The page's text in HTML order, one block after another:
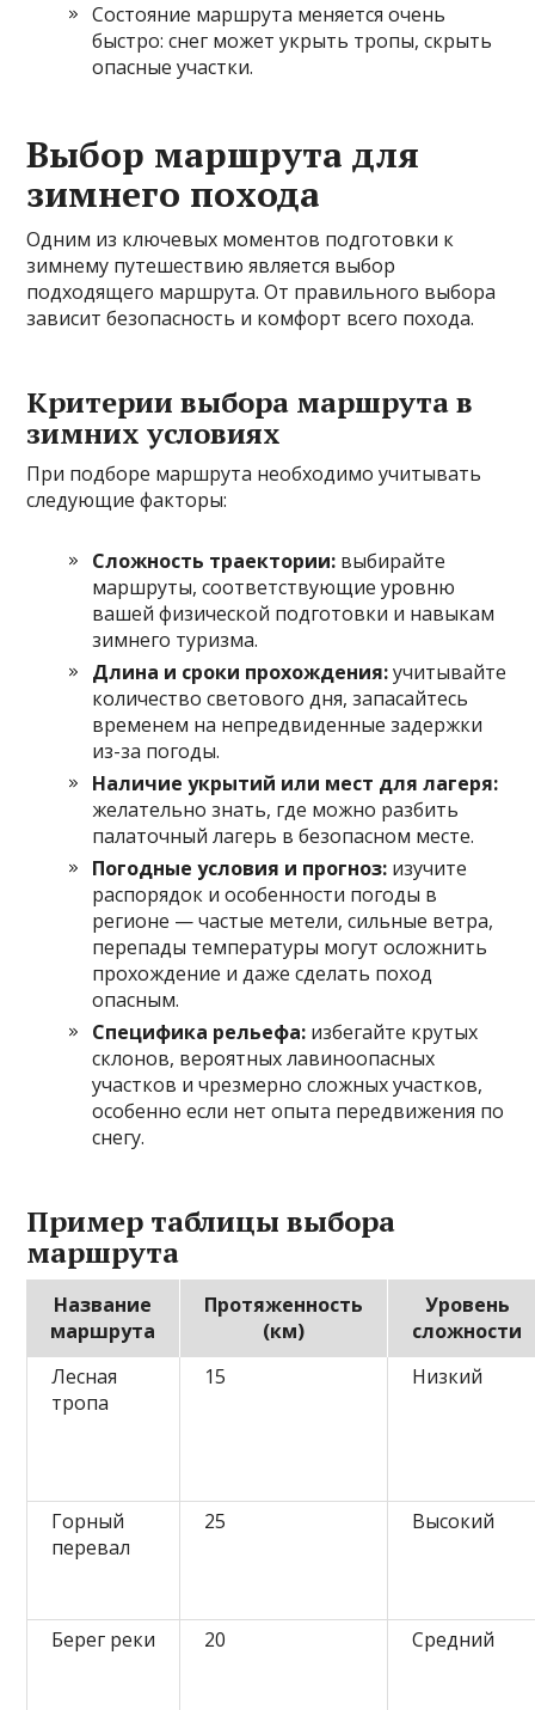
Состояние маршрута меняется очень
быстро: снег может укрыть тропы, скрыть
опасные участки.
Выбор маршрута для
зимнего похода
Одним из ключевых моментов подготовки к
зимнему путешествию является выбор
подходящего маршрута. От правильного выбора
зависит безопасность и комфорт всего похода.
Критерии выбора маршрута в
зимних условиях
При подборе маршрута необходимо учитывать
следующие факторы:
Сложность траектории: выбирайте
маршруты, соответствующие уровню
вашей физической подготовки и навыкам
зимнего туризма.
Длина и сроки прохождения:учитывайте
количество светового дня, запасайтесь
временем на непредвиденные задержки
из-за погоды.
Наличие укрытий или мест для лагеря:
желательно знать, где можно разбить
палаточный лагерь в безопасном месте.
Погодные условия и прогноз: изучите
распорядок и особенности погоды в
регионе — частые метели, сильные ветра,
перепады температуры могут осложнить
прохождение и даже сделать поход
опасным.
Специфика рельефа: избегайте крутых
склонов, вероятных лавиноопасных
участков и чрезмерно сложных участков,
особенно если нет опыта передвижения по
снегу.
Пример таблицы выбора
маршрута
Название
маршрута
Протяженность
(км)
Уровень
сложности
Лесная
тропа
15 Низкий
Горный
перевал
25 Высокий
Берег реки 20 Средний